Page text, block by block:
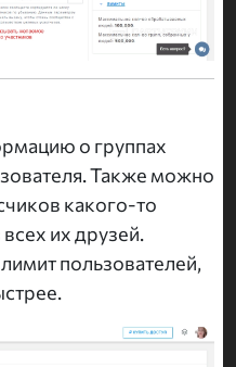
о группах
Также можно
какого-то
их друзей.
пользователей,